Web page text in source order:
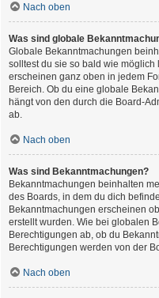
Nach oben
Was sind globale
Globale Bekanntmachungen
solltest du sie so bald wie
erscheinen ganz oben in jedem
Bereich. Ob du eine globale
hängt von den durch die Board-
ab.
Nach oben
Was sind Bekanntmachungen?
Bekanntmachungen beinhalten
des Boards, in dem du dich
Bekanntmachungen erscheinen
erstellt wurden. Wie bei globalen
Berechtigungen ab, ob du
Berechtigungen werden von der
Nach oben